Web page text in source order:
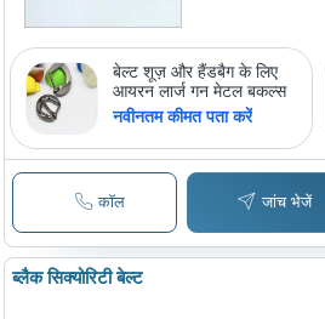
बेल्ट शूज़ और हैंडबैग के लिए
आयरन लार्ज गन मेटल बकल्स
नवीनतम कीमत पता करें
कॉल जांच भेजें
ब्लैक सिक्योरिटी बेल्ट